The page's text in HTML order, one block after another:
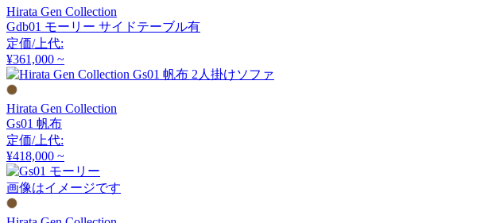
AZUMAYA
アズマヤ
B-LINE
ビーライン
Hirata Gen Collection
Gdb01 モーリー サイドテーブル有
定価/上代:
¥361,000 ~
Hirata Gen Collection
Gs01 帆布
定価/上代:
¥418,000 ~
画像はイメージです